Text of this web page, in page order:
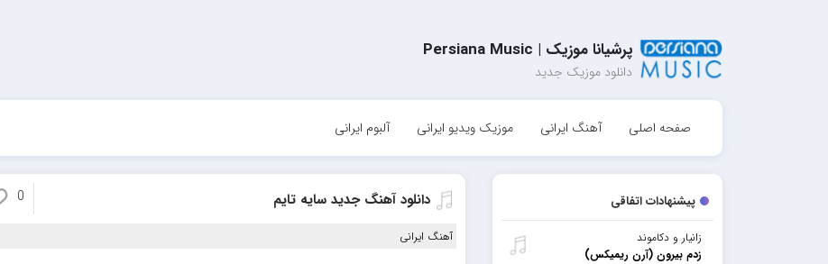
پرشیانا موزیک | Persiana Music
دانلود موزیک جدید
صفحه اصلی آهنگ ایرانی موزیک ویدیو ایرانی آلبوم ایرانی
پیشنهادات اتفاقی
زانیار و دکاموند
زدم بیرون (آرن ریمیکس)
دانلود آهنگ جدید سایه تایم 0
آهنگ ایرانی